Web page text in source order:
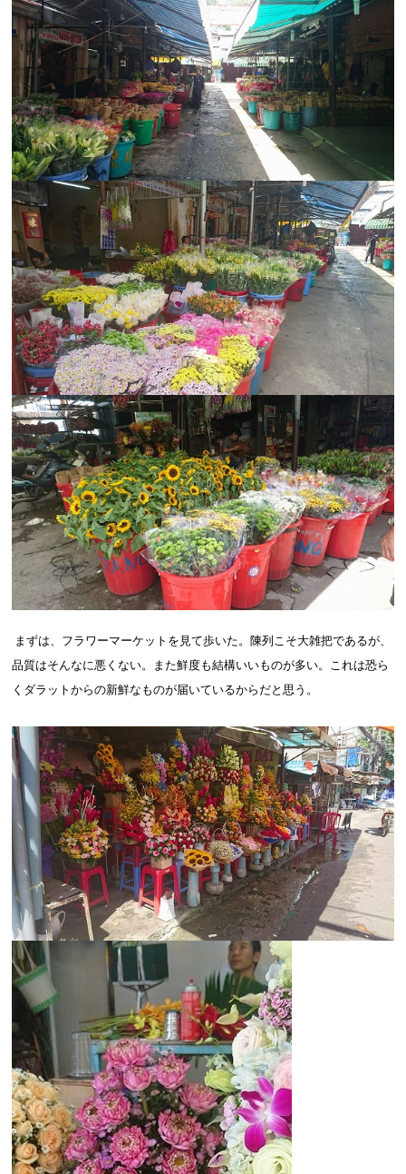
まずは、フラワーマーケットを見て歩いた。陳列こそ大雑把であるが、
品質はそんなに悪くない。また鮮度も結構いいものが多い。これは恐ら
くダラットからの新鮮なものが届いているからだと思う。